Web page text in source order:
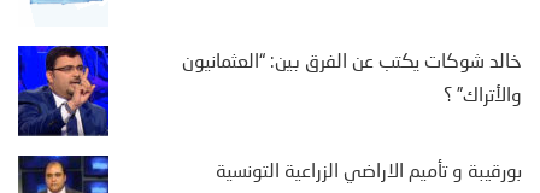
خالد شوكات يكتب عن الفرق بين: “العثمانيون
والأتراك” ؟
بورقيبة و تأميم الاراضي الزراعية التونسية